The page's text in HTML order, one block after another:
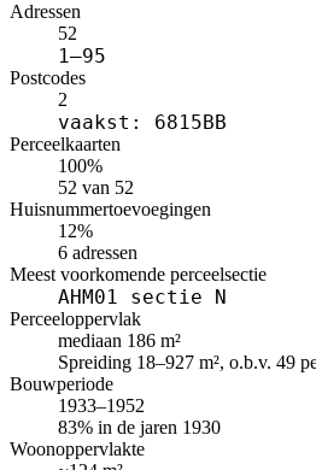
Adressen
52
1–95
Postcodes
2
vaakst: 6815BB
Perceelkaarten
100%
52 van 52
Huisnummertoevoegingen
12%
6 adressen
Meest voorkomende perceelsectie
AHM01 sectie N
Perceeloppervlak
mediaan 186 m²
Spreiding 18–927 m², o.b.v. 49
Bouwperiode
1933–1952
83% in de jaren 1930
Woonoppervlakte